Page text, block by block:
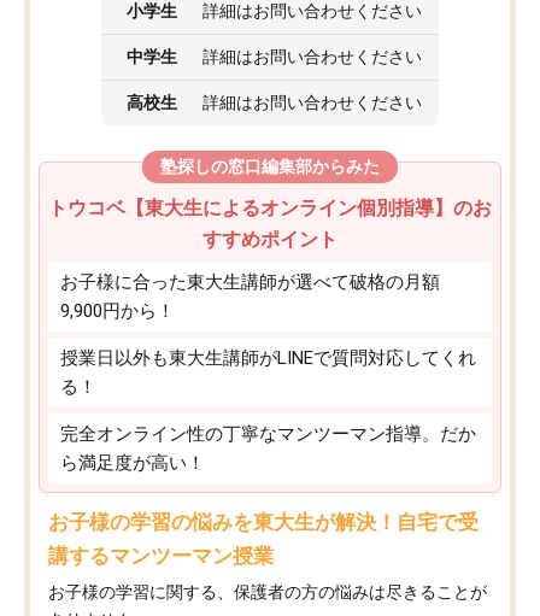
小学生 詳細はお問い合わせください
中学生 詳細はお問い合わせください
高校生 詳細はお問い合わせください
塾探しの窓口編集部からみた
トウコベ【東大生によるオンライン個別指導】のお
すすめポイント
お子様に合った東大生講師が選べて破格の月額
9,900円から！
授業日以外も東大生講師がLINEで質問対応してくれ
る！
完全オンライン性の丁寧なマンツーマン指導。だか
ら満足度が高い！
お子様の学習の悩みを東大生が解決！自宅で受
講するマンツーマン授業
お子様の学習に関する、保護者の方の悩みは尽きることが